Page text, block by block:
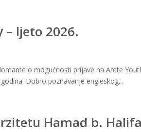
– ljeto 2026.
o mogućnosti prijave na Arete
Dobro poznavanje engleskog...
Hamad b.